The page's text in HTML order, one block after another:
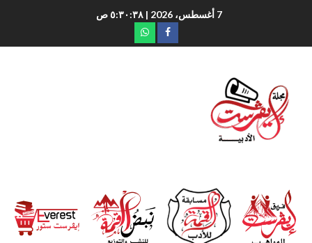
7 أغسطس، 2026 | ٥:٣٠:٣٩ ص